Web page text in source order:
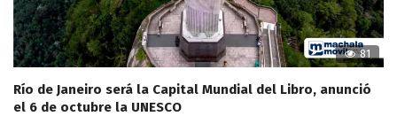
81
Río de Janeiro será la Capital Mundial del Libro, anunció
el 6 de octubre la UNESCO